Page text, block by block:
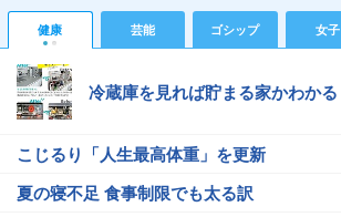
健康 芸能 ゴシップ 女子
冷蔵庫を見れば貯まる家かわかる
こじるり「人生最高体重」を更新
夏の寝不足 食事制限でも太る訳